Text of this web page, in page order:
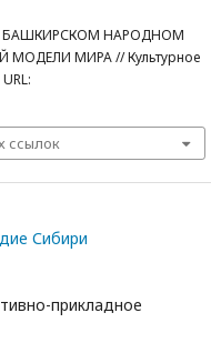
БАШКИРСКОМ НАРОДНОМ
МИРА // Культурное
ссылок
Сибири
прикладное